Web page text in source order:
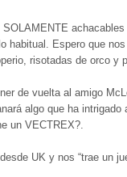
habitual. Espero que
risotadas de orco y
de vuelta al amigo
algo que ha
un VECTREX?.
UK y nos “trae un